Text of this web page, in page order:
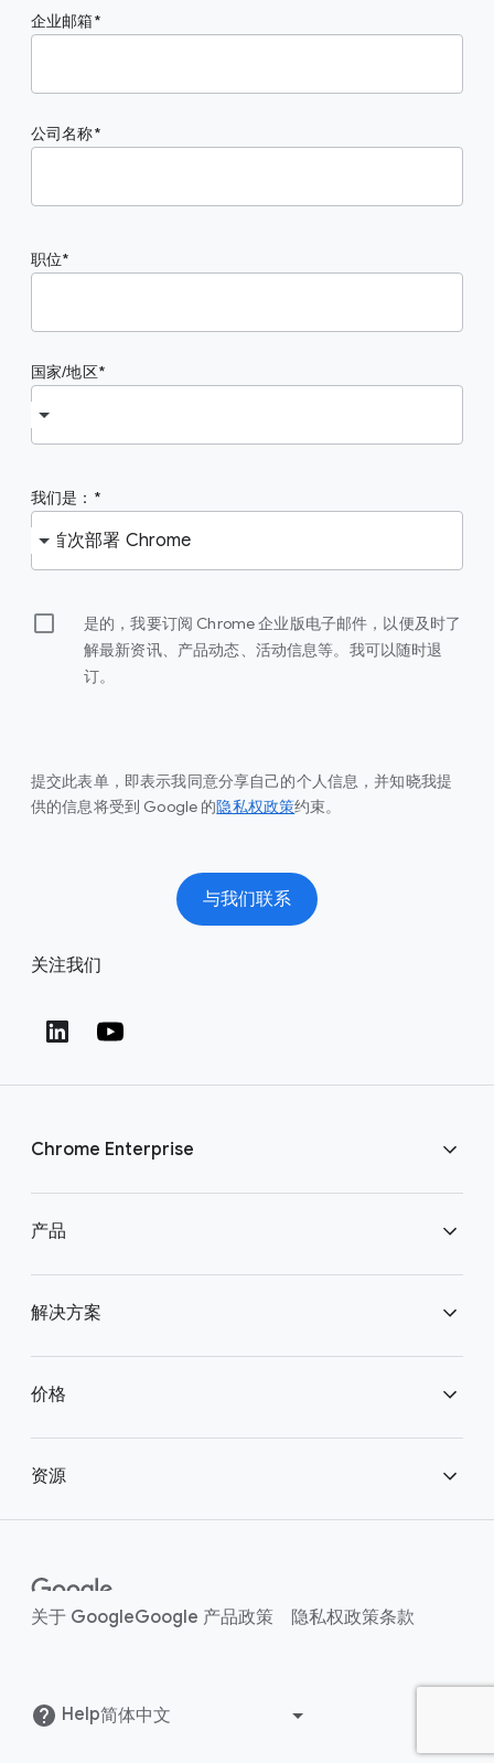
企业邮箱
公司名称
职位
国家/地区
我们是：
是的，我要订阅 Chrome 企业版电子邮件，以便及时了
解最新资讯、产品动态、活动信息等。我可以随时退
订。
提交此表单，即表示我同意分享自己的个人信息，并知晓我提
供的信息将受到 Google 的隐私权政策约束。
与我们联系
关注我们
Chrome Enterprise
下载 Chrome
产品
Chrome Enterprise
Chrome Enterprise Premium
解决方案
企业安全浏览
助力混合办公
现代化医疗保健服务
价格
Chrome 企业版价格
资源
内容中心
关于 GoogleGoogle 产品政策 隐私权政策条款
Help()